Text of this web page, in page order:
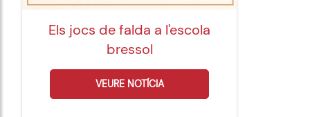
Els jocs de falda a l'escola
bressol
VEURE NOTÍCIA